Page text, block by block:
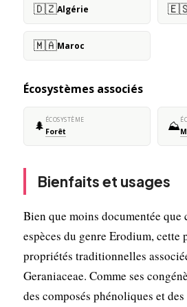
🇩🇿Algérie
🇲🇦Maroc
Écosystèmes associés
🌲 ÉCOSYSTÈME
Forêt ⛰️
Bienfaits et usages
Bien que moins documentée que
espèces du genre Erodium, cette
propriétés traditionnelles
Geraniaceae. Comme ses
des composés phénoliques et